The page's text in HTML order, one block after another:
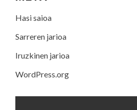
Hasi saioa
Sarreren jarioa
Iruzkinen jarioa
WordPress.org